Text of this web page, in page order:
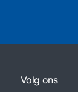
Volg ons